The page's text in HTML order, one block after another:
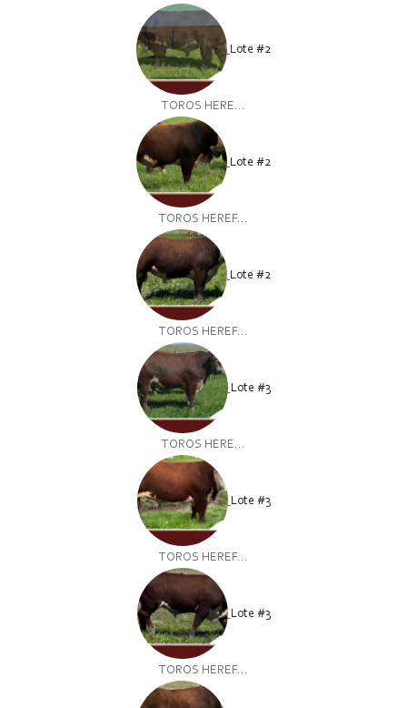
Lote #2
TOROS HERE...
Lote #2
TOROS HEREF...
Lote #2
TOROS HEREF...
Lote #3
TOROS HERE...
Lote #3
TOROS HEREF...
Lote #3
TOROS HEREF...